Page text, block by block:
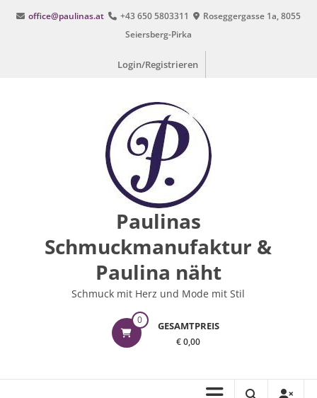
Inhalt
office@paulinas.at +43 650 5803311
Roseggergasse 1a, 8055
Seiersberg-Pirka
Login/Registrieren
Paulinas
Schmuckmanufaktur &
Paulina näht
Schmuck mit Herz und Mode mit Stil
0 GESAMTPREIS
€ 0,00